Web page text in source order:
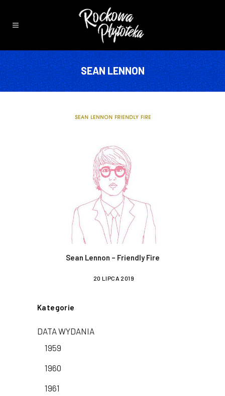
SEAN LENNON
Sean Lennon – Friendly Fire
20 LIPCA 2019
Kategorie
DATA WYDANIA
1959
1960
1961